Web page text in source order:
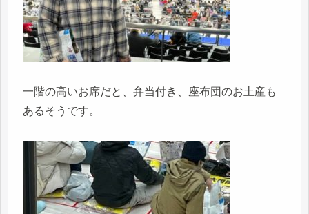
一階の高いお席だと、弁当付き、座布団のお土産も
あるそうです。